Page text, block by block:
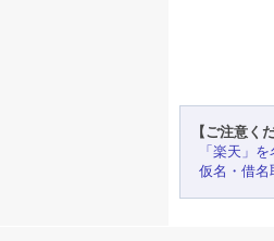
【ご注意く
「楽天」
仮名・借名